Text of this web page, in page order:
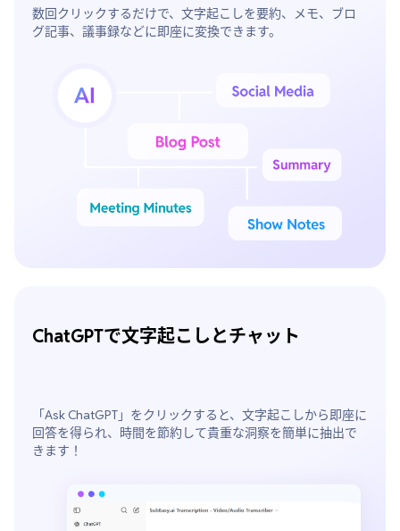
数回クリックするだけで、文字起こしを要約、メモ、ブロ
グ記事、議事録などに即座に変換できます。
ChatGPTで文字起こしとチャット
「Ask ChatGPT」をクリックすると、文字起こしから即座に
回答を得られ、時間を節約して貴重な洞察を簡単に抽出で
きます！